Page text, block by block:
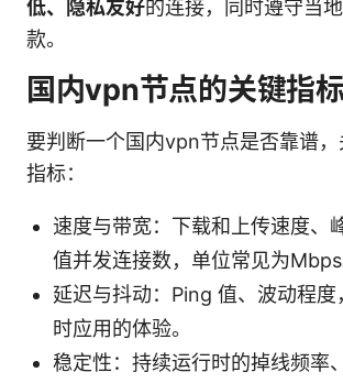
低、隐私友好的连接，同时遵守当
款。
国内vpn节点的关键指
要判断一个国内vpn节点是否靠谱
指标：
速度与带宽：下载和上传速度、
值并发连接数，单位常见为Mbps
延迟与抖动：Ping 值、波动程度
时应用的体验。
稳定性：持续运行时的掉线频率